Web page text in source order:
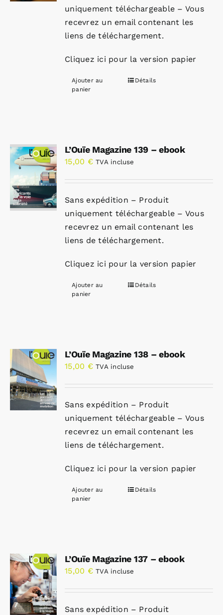
uniquement téléchargeable – Vous
recevrez un email contenant les
liens de téléchargement.
Cliquez ici pour la version papier
Ajouter au
panier
Détails
L’Ouïe Magazine 139 – ebook
15,00 € TVA incluse
Sans expédition – Produit
uniquement téléchargeable – Vous
recevrez un email contenant les
liens de téléchargement.
Cliquez ici pour la version papier
Ajouter au
panier
Détails
L’Ouïe Magazine 138 – ebook
15,00 € TVA incluse
Sans expédition – Produit
uniquement téléchargeable – Vous
recevrez un email contenant les
liens de téléchargement.
Cliquez ici pour la version papier
Ajouter au
panier
Détails
L’Ouïe Magazine 137 – ebook
15,00 € TVA incluse
Sans expédition – Produit